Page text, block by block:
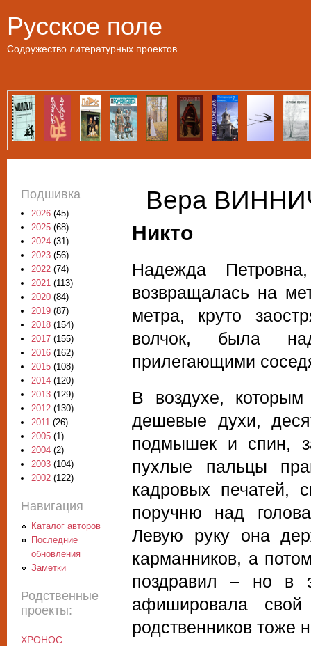
Русское поле
Содружество литературных проектов
Вера
Никто
Надежда
возвращалась на
метра, круто
волчок, была
прилегающими
В воздухе,
дешевые духи,
подмышек и спин,
пухлые пальцы
кадровых печатей,
поручню над
Левую руку она
карманников, а
поздравил – но в
афишировала
родственников тоже
Подшивка
2026 (45)
2025 (68)
2024 (31)
2023 (56)
2022 (74)
2021 (113)
2020 (84)
2019 (87)
2018 (154)
2017 (155)
2016 (162)
2015 (108)
2014 (120)
2013 (129)
2012 (130)
2011 (26)
2005 (1)
2004 (2)
2003 (104)
2002 (122)
Навигация
Каталог авторов
Последние
обновления
Заметки
Родственные
проекты:
ХРОНОС